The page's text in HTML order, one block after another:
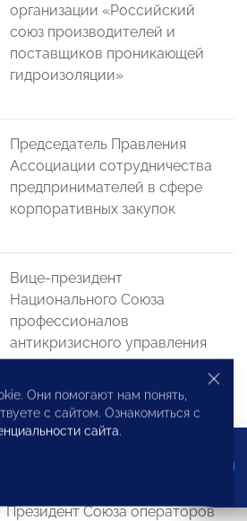
организации «Российский
союз производителей и
поставщиков проникающей
гидроизоляции»
Председатель Правления
Ассоциации сотрудничества
предпринимателей в сфере
корпоративных закупок
Вице-президент
Национального Союза
профессионалов
антикризисного управления
Президент Союза операторов
Они помогают нам понять,
с сайтом. Ознакомиться с
сайта.